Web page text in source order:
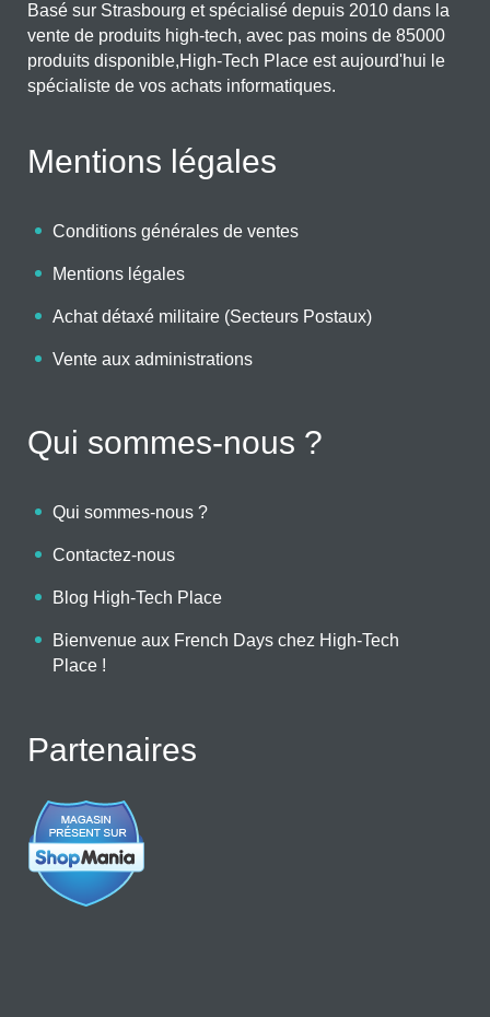
Basé sur Strasbourg et spécialisé depuis 2010 dans la
vente de produits high-tech, avec pas moins de 85000
produits disponible,High-Tech Place est aujourd'hui le
spécialiste de vos achats informatiques.
Mentions légales
Conditions générales de ventes
Mentions légales
Achat détaxé militaire (Secteurs Postaux)
Vente aux administrations
Qui sommes-nous ?
Qui sommes-nous ?
Contactez-nous
Blog High-Tech Place
Bienvenue aux French Days chez High-Tech
Place !
Partenaires